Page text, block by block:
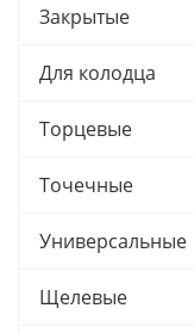
Закрытые
Для колодца
Торцевые
Точечные
Универсальные
Щелевые